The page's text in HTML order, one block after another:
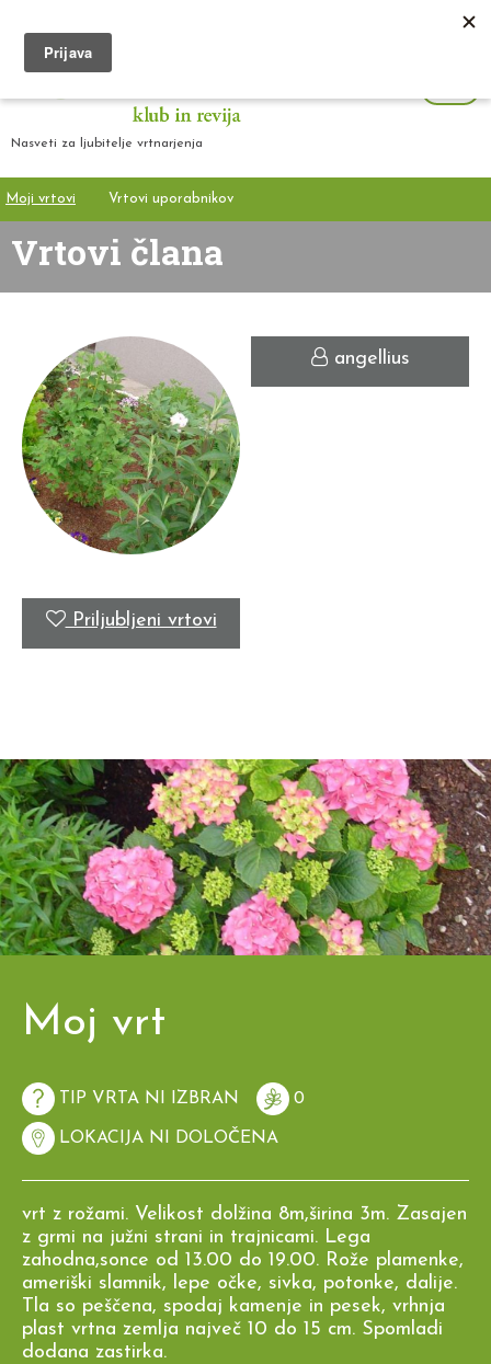
Nasveti za ljubitelje vrtnarjenja
Moji vrtovi Vrtovi uporabnikov
Vrtovi člana
angellius
Priljubljeni vrtovi
Moj vrt
TIP VRTA NI IZBRAN 0
LOKACIJA NI DOLOČENA
vrt z rožami. Velikost dolžina 8m,širina 3m. Zasajen
z grmi na južni strani in trajnicami. Lega
zahodna,sonce od 13.00 do 19.00. Rože plamenke,
ameriški slamnik, lepe očke, sivka, potonke, dalije.
Tla so peščena, spodaj kamenje in pesek, vrhnja
plast vrtna zemlja največ 10 do 15 cm. Spomladi
dodana zastirka.